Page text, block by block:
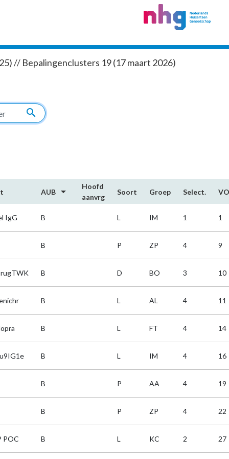
// Bepalingenclusters 19 (17 maart 2026)
search
AUB arrow_drop_down
Hoofd​
aanvrg
Soort Groep Select. VO
IgG B L IM 1 1
B P ZP 4 9
B D BO 3 10
B L AL 4 11
B L FT 4 14
B L IM 4 16
B P AA 4 19
B P ZP 4 22
POC B L KC 2 27